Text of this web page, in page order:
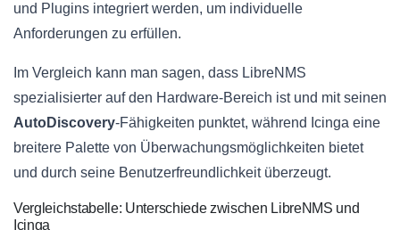
und Plugins integriert werden, um individuelle
Anforderungen zu erfüllen.
Im Vergleich kann man sagen, dass LibreNMS
spezialisierter auf den Hardware-Bereich ist und mit seinen
AutoDiscovery-Fähigkeiten punktet, während Icinga eine
breitere Palette von Überwachungsmöglichkeiten bietet
und durch seine Benutzerfreundlichkeit überzeugt.
Vergleichstabelle: Unterschiede zwischen LibreNMS und
Icinga